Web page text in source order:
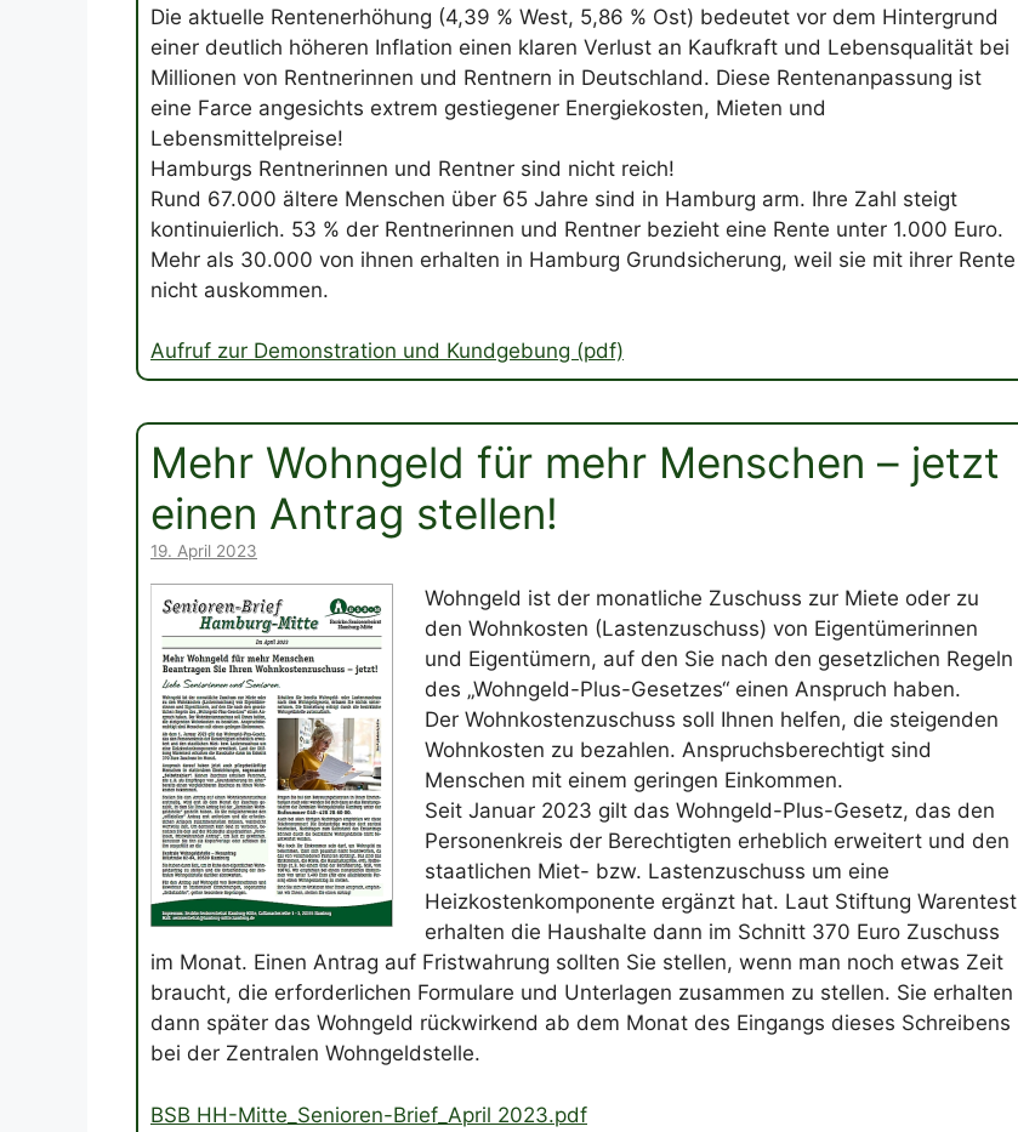
Die aktuelle Rentenerhöhung (4,39 % West, 5,86 % Ost) bedeutet vor dem Hintergrund
einer deutlich höheren Inflation einen klaren Verlust an Kaufkraft und Lebensqualität bei
Millionen von Rentnerinnen und Rentnern in Deutschland. Diese Rentenanpassung ist
eine Farce angesichts extrem gestiegener Energiekosten, Mieten und
Lebensmittelpreise!
Hamburgs Rentnerinnen und Rentner sind nicht reich!
Rund 67.000 ältere Menschen über 65 Jahre sind in Hamburg arm. Ihre Zahl steigt
kontinuierlich. 53 % der Rentnerinnen und Rentner bezieht eine Rente unter 1.000 Euro.
Mehr als 30.000 von ihnen erhalten in Hamburg Grundsicherung, weil sie mit ihrer Rente
nicht auskommen.
Aufruf zur Demonstration und Kundgebung (pdf)
Mehr Wohngeld für mehr Menschen – jetzt
einen Antrag stellen!
19. April 2023
Wohngeld ist der monatliche Zuschuss zur Miete oder zu
den Wohnkosten (Lastenzuschuss) von Eigentümerinnen
und Eigentümern, auf den Sie nach den gesetzlichen Regeln
des „Wohngeld-Plus-Gesetzes“ einen Anspruch haben.
Der Wohnkostenzuschuss soll Ihnen helfen, die steigenden
Wohnkosten zu bezahlen. Anspruchsberechtigt sind
Menschen mit einem geringen Einkommen.
Seit Januar 2023 gilt das Wohngeld-Plus-Gesetz, das den
Personenkreis der Berechtigten erheblich erweitert und den
staatlichen Miet- bzw. Lastenzuschuss um eine
Heizkostenkomponente ergänzt hat. Laut Stiftung Warentest
erhalten die Haushalte dann im Schnitt 370 Euro Zuschuss
im Monat. Einen Antrag auf Fristwahrung sollten Sie stellen, wenn man noch etwas Zeit
braucht, die erforderlichen Formulare und Unterlagen zusammen zu stellen. Sie erhalten
dann später das Wohngeld rückwirkend ab dem Monat des Eingangs dieses Schreibens
bei der Zentralen Wohngeldstelle.
BSB HH-Mitte_Senioren-Brief_April 2023.pdf